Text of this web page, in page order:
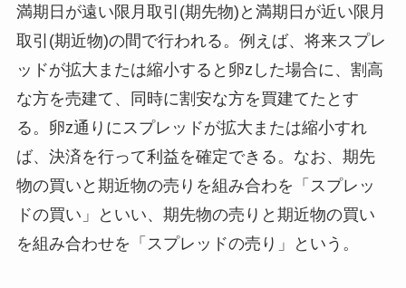
満期日が遠い限月取引(期先物)と満期日が近い限月
取引(期近物)の間で行われる。例えば、将来スプレ
ッドが拡大または縮小すると卵zした場合に、割高
な方を売建て、同時に割安な方を買建てたとす
る。卵z通りにスプレッドが拡大または縮小すれ
ば、決済を行って利益を確定できる。なお、期先
物の買いと期近物の売りを組み合わを「スプレッ
ドの買い」といい、期先物の売りと期近物の買い
を組み合わせを「スプレッドの売り」という。